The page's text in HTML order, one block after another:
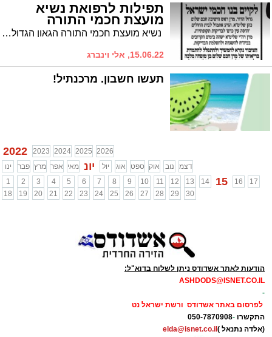
תפילות לרפואת נשיא
מועצת חכמי התורה
נשיא מועצת חכמי התורה הגאון הגדול חכם רבי שלום כהן ראש ישיבת "פורת יוסף" אושפז אמש (שלישי) בבית החולים לצורך סדרת בדיקות. תפילות להחלמתו
15.06.22, אלי וינברג
תעשו חשבון. מרכנתיל!
2022 2023 2024 2025 2026
ינו
פבר מרץ אפר מאי יונ יול אוג ספט אוק נוב
דצמ
1
2 3 4 5 6 7 8 9 10 11 12 13 14 15 16
17
18
19 20 21 22 23 24 25 26 27 28 29 30
הודעות לאתר אשדודס ניתן לשלוח בדוא"ל:
ASHDODS@ISNET.CO.IL
-
לפרסום באתר אשדודס ורשת ישראל נט
התקשרו -
050-7870908
(אלדה נתנאל ) elda@isnet.co.il